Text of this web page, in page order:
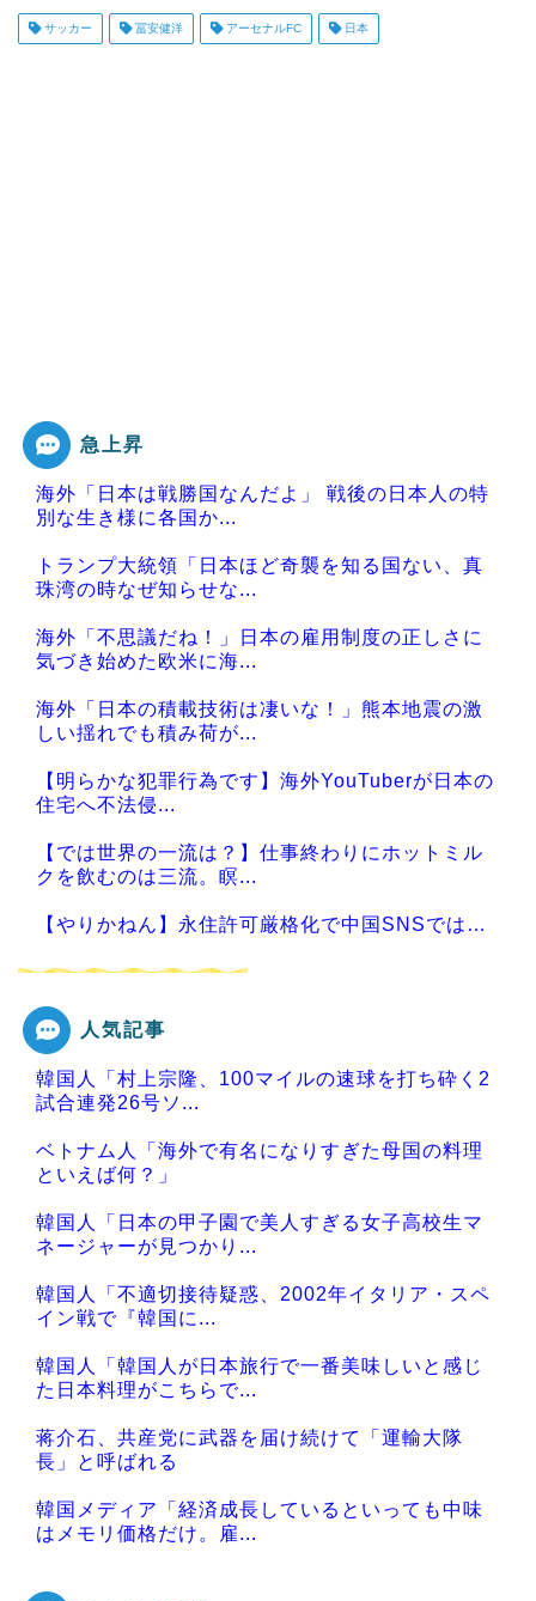
サッカー 冨安健洋 アーセナルFC 日本
急上昇
海外「日本は戦勝国なんだよ」 戦後の日本人の特
別な生き様に各国か...
トランプ大統領「日本ほど奇襲を知る国ない、真
珠湾の時なぜ知らせな...
海外「不思議だね！」日本の雇用制度の正しさに
気づき始めた欧米に海...
海外「日本の積載技術は凄いな！」熊本地震の激
しい揺れでも積み荷が...
【明らかな犯罪行為です】海外YouTuberが日本の
住宅へ不法侵...
【では世界の一流は？】仕事終わりにホットミル
クを飲むのは三流。瞑...
【やりかねん】永住許可厳格化で中国SNSでは…
Powered by livedoor 相互RSS
人気記事
韓国人「村上宗隆、100マイルの速球を打ち砕く2
試合連発26号ソ...
ベトナム人「海外で有名になりすぎた母国の料理
といえば何？」
韓国人「日本の甲子園で美人すぎる女子高校生マ
ネージャーが見つかり...
韓国人「不適切接待疑惑、2002年イタリア・スペ
イン戦で『韓国に...
韓国人「韓国人が日本旅行で一番美味しいと感じ
た日本料理がこちらで...
蒋介石、共産党に武器を届け続けて「運輸大隊
長」と呼ばれる
韓国メディア「経済成長しているといっても中味
はメモリ価格だけ。雇...